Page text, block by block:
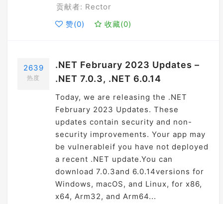
贡献者: Rector
赞(0) 收藏(0)
2639
热度
.NET February 2023 Updates –
.NET 7.0.3, .NET 6.0.14
Today, we are releasing the .NET
February 2023 Updates. These
updates contain security and non-
security improvements. Your app may
be vulnerableif you have not deployed
a recent .NET update.You can
download 7.0.3and 6.0.14versions for
Windows, macOS, and Linux, for x86,
x64, Arm32, and Arm64...